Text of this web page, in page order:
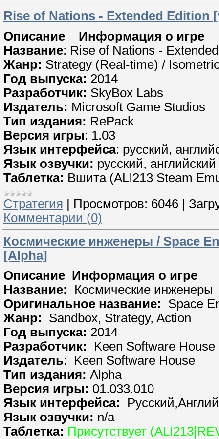
Rise of Nations - Extended Edition
Описание Информация о игре
Название: Rise of Nations -
Жанр: Strategy (Real-time) /
Год выпуска: 2014
Разработчик: SkyBox Labs
Издатель: Microsoft Game Studios
Тип издания: RePack
Версия игры: 1.03
Язык интерфейса: русский,
Язык озвучки: русский, английский
Таблетка: Вшита (ALI213 Steam
Стратегия
Просмотров: 6046
Комментарии (0)
Космические инженеры / Space
[Alpha]
Описание Информация о игре
Название: Космические инженеры
Оригинальное название:
Space
Жанр: Sandbox, Strategy, Action
Год выпуска: 2014
Разработчик:
Keen Software House
Издатель: Keen Software House
Тип издания: Alpha
Версия игры: 01.033.010
Язык интерфейса:
Язык озвучки: n/a
Таблетка: Присутствует